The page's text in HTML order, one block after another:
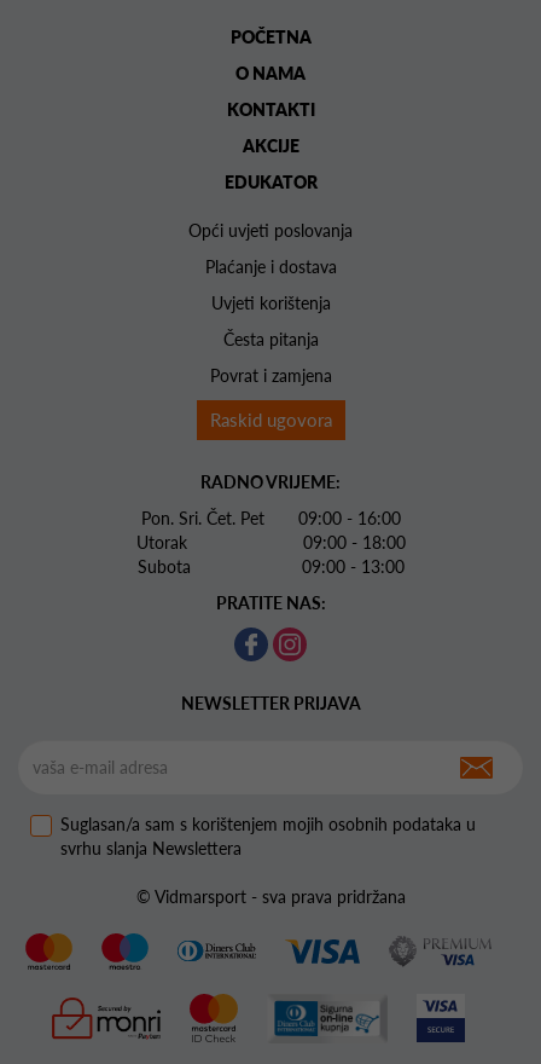
POČETNA
O NAMA
KONTAKTI
AKCIJE
EDUKATOR
Opći uvjeti poslovanja
Plaćanje i dostava
Uvjeti korištenja
Česta pitanja
Povrat i zamjena
Raskid ugovora
RADNO VRIJEME:
Pon. Sri. Čet. Pet 09:00 - 16:00
Utorak 09:00 - 18:00
Subota 09:00 - 13:00
PRATITE NAS:
NEWSLETTER PRIJAVA
Suglasan/a sam s korištenjem mojih osobnih podataka u
svrhu slanja Newslettera
© Vidmarsport - sva prava pridržana